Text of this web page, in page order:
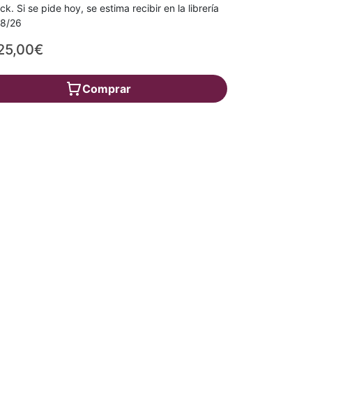
Si se pide hoy, se estima recibir en la librería
26
Comprar